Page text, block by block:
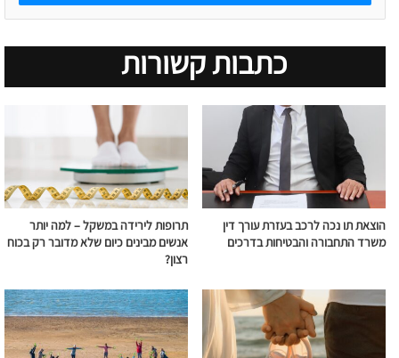
כתבות קשורות
הוצאת תו נכה לרכב בעזרת עורך דין
משרד התחבורה והבטיחות בדרכים
תרופות לירידה במשקל – למה יותר
אנשים מבינים כיום שלא מדובר רק בכוח
רצון?